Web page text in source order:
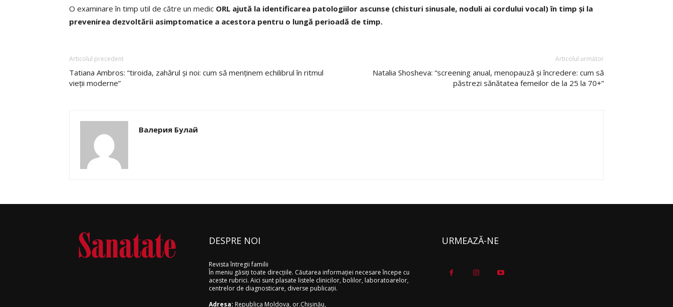
O examinare în timp util de către un medic ORL ajută la identificarea patologiilor ascunse (chisturi sinusale, noduli ai cordului vocal) în timp și la
prevenirea dezvoltării asimptomatice a acestora pentru o lungă perioadă de timp.
Articolul precedent
Tatiana Ambros: “tiroida, zahărul și noi: cum să menținem echilibrul în ritmul
vieții moderne”
Articolul următor
Natalia Shosheva: “screening anual, menopauză și încredere: cum să
păstrezi sănătatea femeilor de la 25 la 70+”
Валерия Булай
DESPRE NOI
Revista întregii familii
În meniu găsiţi toate direcţiile. Căutarea informaţiei necesare începe cu
aceste rubrici. Aici sunt plasate listele clinicilor, bolilor, laboratoarelor,
centrelor de diagnosticare, diverse publicaţii.
Adresa: Republica Moldova, or.Chişinău,
URMEAZĂ-NE